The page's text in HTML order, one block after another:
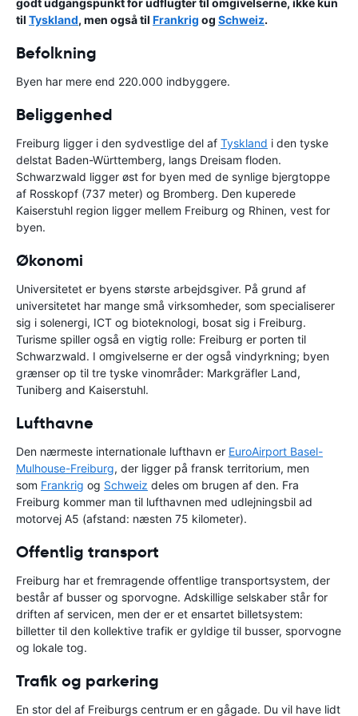
godt udgangspunkt for udflugter til omgivelserne, ikke kun
til Tyskland, men også til Frankrig og Schweiz.
Befolkning
Byen har mere end 220.000 indbyggere.
Beliggenhed
Freiburg ligger i den sydvestlige del af Tyskland i den tyske
delstat Baden-Württemberg, langs Dreisam floden.
Schwarzwald ligger øst for byen med de synlige bjergtoppe
af Rosskopf (737 meter) og Bromberg. Den kuperede
Kaiserstuhl region ligger mellem Freiburg og Rhinen, vest for
byen.
Økonomi
Universitetet er byens største arbejdsgiver. På grund af
universitetet har mange små virksomheder, som specialiserer
sig i solenergi, ICT og bioteknologi, bosat sig i Freiburg.
Turisme spiller også en vigtig rolle: Freiburg er porten til
Schwarzwald. I omgivelserne er der også vindyrkning; byen
grænser op til tre tyske vinområder: Markgräfler Land,
Tuniberg and Kaiserstuhl.
Lufthavne
Den nærmeste internationale lufthavn er EuroAirport Basel-
Mulhouse-Freiburg, der ligger på fransk territorium, men
som Frankrig og Schweiz deles om brugen af den. Fra
Freiburg kommer man til lufthavnen med udlejningsbil ad
motorvej A5 (afstand: næsten 75 kilometer).
Offentlig transport
Freiburg har et fremragende offentlige transportsystem, der
består af busser og sporvogne. Adskillige selskaber står for
driften af servicen, men der er et ensartet billetsystem:
billetter til den kollektive trafik er gyldige til busser, sporvogne
og lokale tog.
Trafik og parkering
En stor del af Freiburgs centrum er en gågade. Du vil have lidt